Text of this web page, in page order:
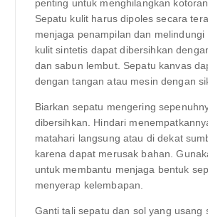
penting untuk menghilangkan
Sepatu kulit harus dipoles secara
menjaga penampilan dan melindungi
kulit sintetis dapat dibersihkan
dan sabun lembut. Sepatu kanvas
dengan tangan atau mesin dengan
Biarkan sepatu mengering
dibersihkan. Hindari
matahari langsung atau di dekat
karena dapat merusak bahan.
untuk membantu menjaga bentuk
menyerap kelembapan.
Ganti tali sepatu dan sol yang usang